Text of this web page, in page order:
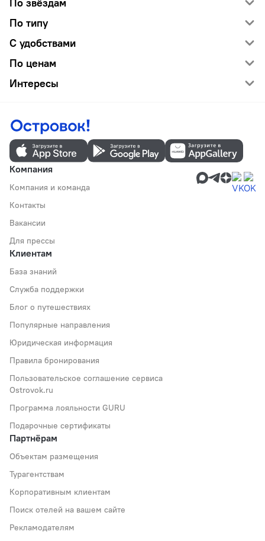
По типу
С удобствами
По ценам
Интересы
Компания
Компания и команда
Контакты
Вакансии
Для прессы
Клиентам
База знаний
Служба поддержки
Блог о путешествиях
Популярные направления
Юридическая информация
Правила бронирования
Пользовательское соглашение сервиса
Ostrovok.ru
Программа лояльности GURU
Подарочные сертификаты
Партнёрам
Объектам размещения
Турагентствам
Корпоративным клиентам
Поиск отелей на вашем сайте
Рекламодателям